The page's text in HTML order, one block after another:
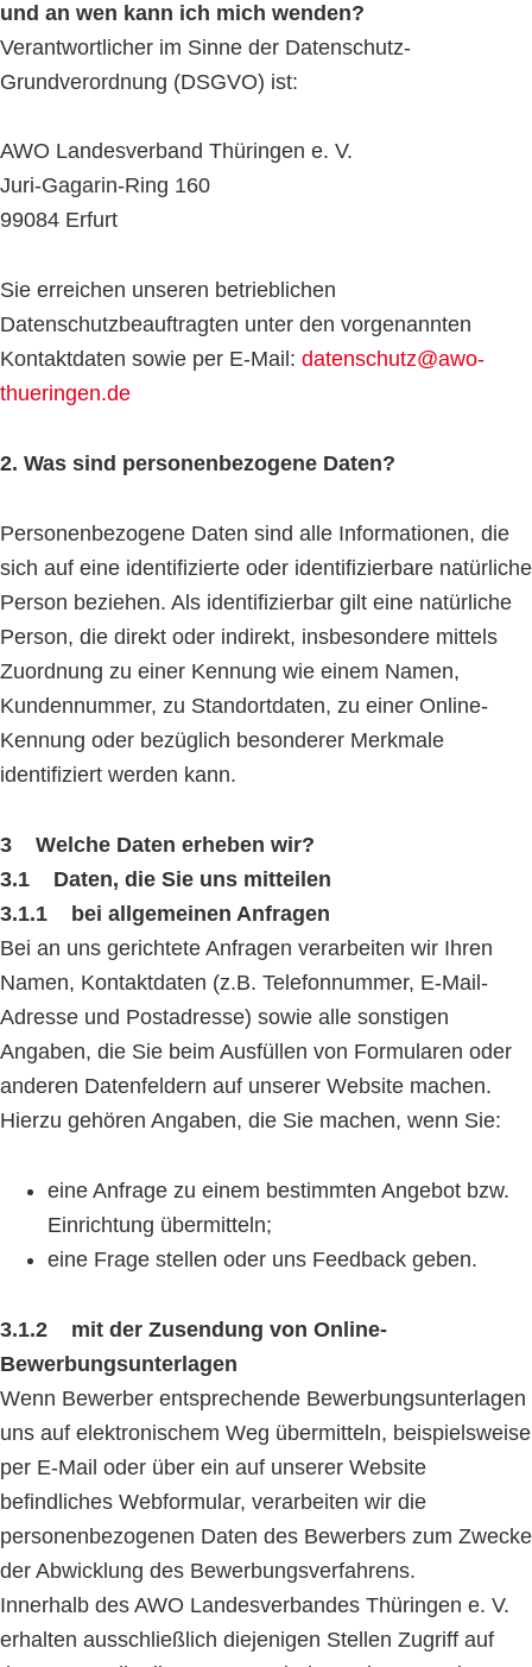
und an wen kann ich mich wenden?
Verantwortlicher im Sinne der Datenschutz-
Grundverordnung (DSGVO) ist:
AWO Landesverband Thüringen e. V.
Juri-Gagarin-Ring 160
99084 Erfurt
Sie erreichen unseren betrieblichen
Datenschutzbeauftragten unter den vorgenannten
Kontaktdaten sowie per E-Mail: datenschutz@awo-
thueringen.de
2. Was sind personenbezogene Daten?
Personenbezogene Daten sind alle Informationen, die
sich auf eine identifizierte oder identifizierbare natürliche
Person beziehen. Als identifizierbar gilt eine natürliche
Person, die direkt oder indirekt, insbesondere mittels
Zuordnung zu einer Kennung wie einem Namen,
Kundennummer, zu Standortdaten, zu einer Online-
Kennung oder bezüglich besonderer Merkmale
identifiziert werden kann.
3 Welche Daten erheben wir?
3.1 Daten, die Sie uns mitteilen
3.1.1 bei allgemeinen Anfragen
Bei an uns gerichtete Anfragen verarbeiten wir Ihren
Namen, Kontaktdaten (z.B. Telefonnummer, E-Mail-
Adresse und Postadresse) sowie alle sonstigen
Angaben, die Sie beim Ausfüllen von Formularen oder
anderen Datenfeldern auf unserer Website machen.
Hierzu gehören Angaben, die Sie machen, wenn Sie:
eine Anfrage zu einem bestimmten Angebot bzw.
Einrichtung übermitteln;
eine Frage stellen oder uns Feedback geben.
3.1.2 mit der Zusendung von Online-
Bewerbungsunterlagen
Wenn Bewerber entsprechende Bewerbungsunterlagen
uns auf elektronischem Weg übermitteln, beispielsweise
per E-Mail oder über ein auf unserer Website
befindliches Webformular, verarbeiten wir die
personenbezogenen Daten des Bewerbers zum Zwecke
der Abwicklung des Bewerbungsverfahrens.
Innerhalb des AWO Landesverbandes Thüringen e. V.
erhalten ausschließlich diejenigen Stellen Zugriff auf